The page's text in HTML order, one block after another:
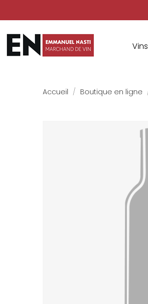
Vins
Accueil Boutique en ligne